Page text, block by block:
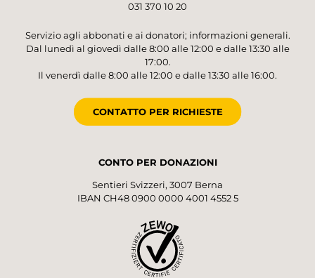
031 370 10 20
Servizio agli abbonati e ai donatori; informazioni generali.
Dal lunedì al giovedì dalle 8:00 alle 12:00 e dalle 13:30 alle
17:00.
Il venerdì dalle 8:00 alle 12:00 e dalle 13:30 alle 16:00.
CONTATTO PER RICHIESTE
CONTO PER DONAZIONI
Sentieri Svizzeri, 3007 Berna
IBAN CH48 0900 0000 4001 4552 5